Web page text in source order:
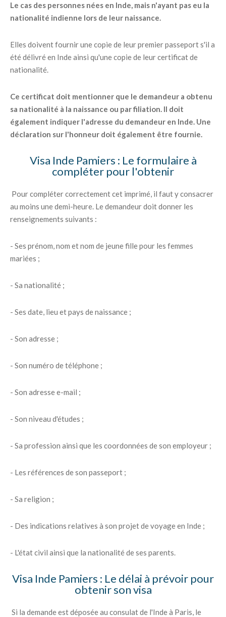
Le cas des personnes nées en Inde, mais n'ayant pas eu la
nationalité indienne lors de leur naissance.
Elles doivent fournir une copie de leur premier passeport s'il a
été délivré en Inde ainsi qu'une copie de leur certificat de
nationalité.
Ce certificat doit mentionner que le demandeur a obtenu
sa nationalité à la naissance ou par filiation. Il doit
également indiquer l'adresse du demandeur en Inde. Une
déclaration sur l'honneur doit également être fournie.
Visa Inde Pamiers : Le formulaire à
compléter pour l'obtenir
Pour compléter correctement cet imprimé, il faut y consacrer
au moins une demi-heure. Le demandeur doit donner les
renseignements suivants :
- Ses prénom, nom et nom de jeune fille pour les femmes
mariées ;
- Sa nationalité ;
- Ses date, lieu et pays de naissance ;
- Son adresse ;
- Son numéro de téléphone ;
- Son adresse e-mail ;
- Son niveau d'études ;
- Sa profession ainsi que les coordonnées de son employeur ;
- Les références de son passeport ;
- Sa religion ;
- Des indications relatives à son projet de voyage en Inde ;
- L'état civil ainsi que la nationalité de ses parents.
Visa Inde Pamiers : Le délai à prévoir pour
obtenir son visa
Si la demande est déposée au consulat de l'Inde à Paris, le